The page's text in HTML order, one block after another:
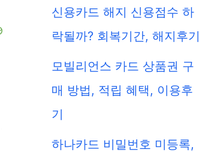
신용카드 해지 신용점수 하
락될까? 회복기간, 해지후기
모빌리언스 카드 상품권 구
매 방법, 적립 혜택, 이용후
기
하나카드 비밀번호 미등록,